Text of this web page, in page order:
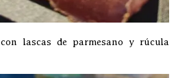
con lascas de parmesano y rúcula